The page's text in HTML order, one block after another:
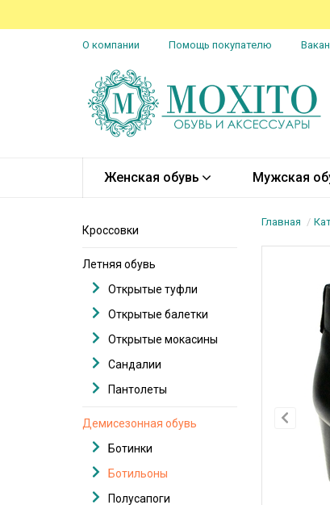
О компании Помощь покупателю
Женская обувь Мужская
Главная
Кроссовки
Летняя обувь
Открытые туфли
Открытые балетки
Открытые мокасины
Сандалии
Пантолеты
Демисезонная обувь
Ботинки
Ботильоны
Полусапоги